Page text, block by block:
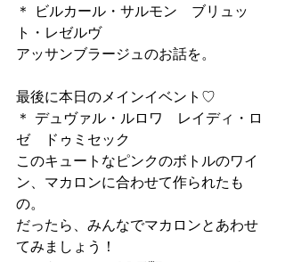
＊ ビルカール・サルモン　ブリュッ
ト・レゼルヴ
アッサンブラージュのお話を。
最後に本日のメインイベント♡
＊ デュヴァル・ルロワ　レイディ・ロ
ゼ　ドゥミセック
このキュートなピンクのボトルのワイ
ン、マカロンに合わせて作られたも
の。
だったら、みんなでマカロンとあわせ
てみましょう！